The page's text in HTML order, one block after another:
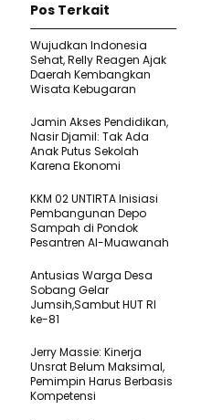
Pos Terkait
Wujudkan Indonesia
Sehat, Relly Reagen Ajak
Daerah Kembangkan
Wisata Kebugaran
Jamin Akses Pendidikan,
Nasir Djamil: Tak Ada
Anak Putus Sekolah
Karena Ekonomi
KKM 02 UNTIRTA Inisiasi
Pembangunan Depo
Sampah di Pondok
Pesantren Al-Muawanah
Antusias Warga Desa
Sobang Gelar
Jumsih,Sambut HUT RI
ke-81
Jerry Massie: Kinerja
Unsrat Belum Maksimal,
Pemimpin Harus Berbasis
Kompetensi